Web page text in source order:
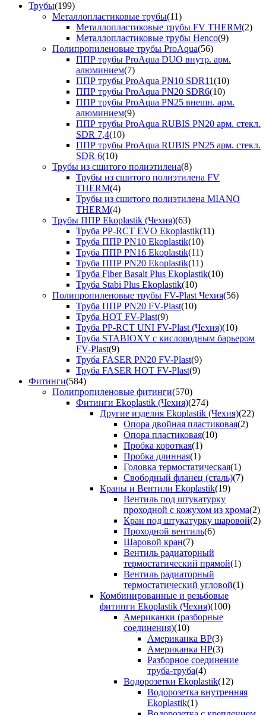
Трубы(199)
Металлопластиковые трубы(11)
Металлопластиковые трубы FV THERM(2)
Металлопластиковые трубы Henco(9)
Полипропиленовые трубы ProAqua(56)
ППР трубы ProAqua DUO внутр. арм.
алюминием(7)
ППР трубы ProAqua PN10 SDR11(10)
ППР трубы ProAqua PN20 SDR6(10)
ППР трубы ProAqua PN25 внешн. арм.
алюминием(9)
ППР трубы ProAqua RUBIS PN20 арм. стекл.
SDR 7,4(10)
ППР трубы ProAqua RUBIS PN25 арм. стекл.
SDR 6(10)
Трубы из сшитого полиэтилена(8)
Трубы из сшитого полиэтилена FV
THERM(4)
Трубы из сшитого полиэтилена MIANO
THERM(4)
Трубы ППР Ekoplastik (Чехия)(63)
Труба PP-RCT EVO Ekoplastik(11)
Труба ППР PN10 Ekoplastik(10)
Труба ППР PN16 Ekoplastik(11)
Труба ППР PN20 Ekoplastik(11)
Труба Fiber Basalt Plus Ekoplastik(10)
Труба Stabi Plus Ekoplastik(10)
Полипропиленовые трубы FV-Plast Чехия(56)
Труба ППР PN20 FV-Plast(10)
Труба HOT FV-Plast(9)
Труба PP-RCT UNI FV-Plast (Чехия)(10)
Труба STABIOXY с кислородным барьером
FV-Plast(9)
Труба FASER PN20 FV-Plast(9)
Труба FASER HOT FV-Plast(9)
Фитинги(584)
Полипропиленовые фитинги(570)
Фитинги Ekoplastik (Чехия)(274)
Другие изделия Ekoplastik (Чехия)(22)
Опора двойная пластиковая(2)
Опора пластиковая(10)
Пробка короткая(1)
Пробка длинная(1)
Головка термостатическая(1)
Свободный фланец (сталь)(7)
Краны и Вентили Ekoplastik(19)
Вентиль под штукатурку
проходной с кожухом из хрома(2)
Кран под штукатурку шаровой(2)
Проходной вентиль(6)
Шаровой кран(7)
Вентиль радиаторный
термостатический прямой(1)
Вентиль радиаторный
термостатический угловой(1)
Комбинированные и резьбовые
фитинги Ekoplastik (Чехия)(100)
Американки (разборные
соединения)(10)
Американка ВР(3)
Американка НР(3)
Разборное соединение
труба-труба(4)
Водорозетки Ekoplastik(12)
Водорозетка внутренняя
Ekoplastik(1)